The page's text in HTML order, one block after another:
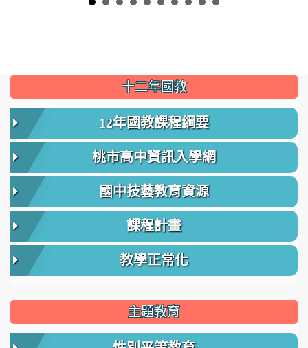
::: 十二年國教
12年國教課程綱要
桃市高中資訊入學網
國中技藝教育資源
課程計畫
教學正常化
主題教育